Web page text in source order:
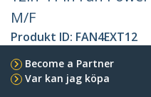
M/F
Produkt ID: FAN4EXT12
Become a Partner
Var kan jag köpa